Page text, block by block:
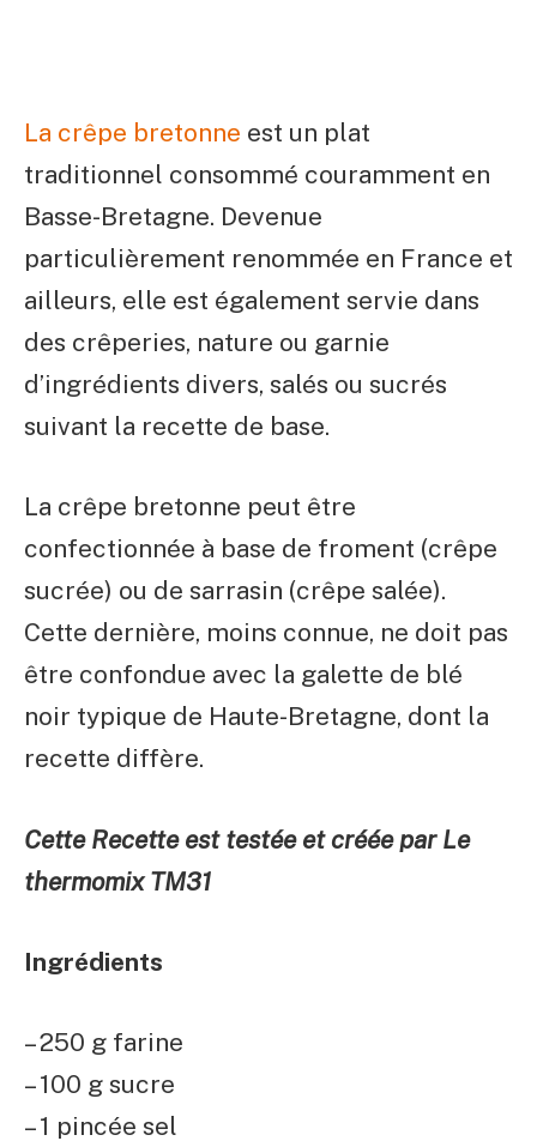
La crêpe bretonne est un plat
traditionnel consommé couramment en
Basse-Bretagne. Devenue
particulièrement renommée en France et
ailleurs, elle est également servie dans
des crêperies, nature ou garnie
d’ingrédients divers, salés ou sucrés
suivant la recette de base.
La crêpe bretonne peut être
confectionnée à base de froment (crêpe
sucrée) ou de sarrasin (crêpe salée).
Cette dernière, moins connue, ne doit pas
être confondue avec la galette de blé
noir typique de Haute-Bretagne, dont la
recette diffère.
Cette Recette est testée et créée par Le
thermomix TM31
Ingrédients
– 250 g farine
– 100 g sucre
– 1 pincée sel